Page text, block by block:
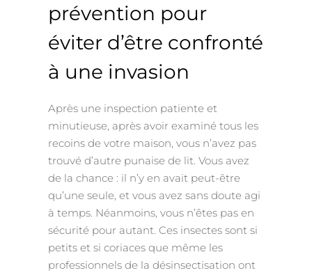
prévention pour
éviter d’être confronté
à une invasion
Après une inspection patiente et
minutieuse, après avoir examiné tous les
recoins de votre maison, vous n’avez pas
trouvé d’autre punaise de lit. Vous avez
de la chance : il n’y en avait peut-être
qu’une seule, et vous avez sans doute agi
à temps. Néanmoins, vous n’êtes pas en
sécurité pour autant. Ces insectes sont si
petits et si coriaces que même les
professionnels de la désinsectisation ont